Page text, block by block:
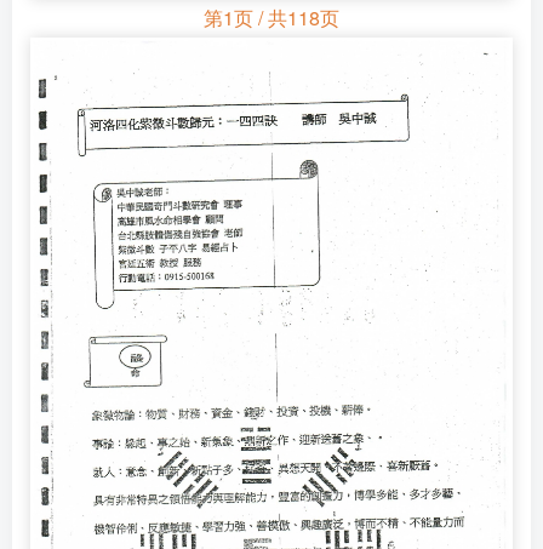
第1页 / 共118页